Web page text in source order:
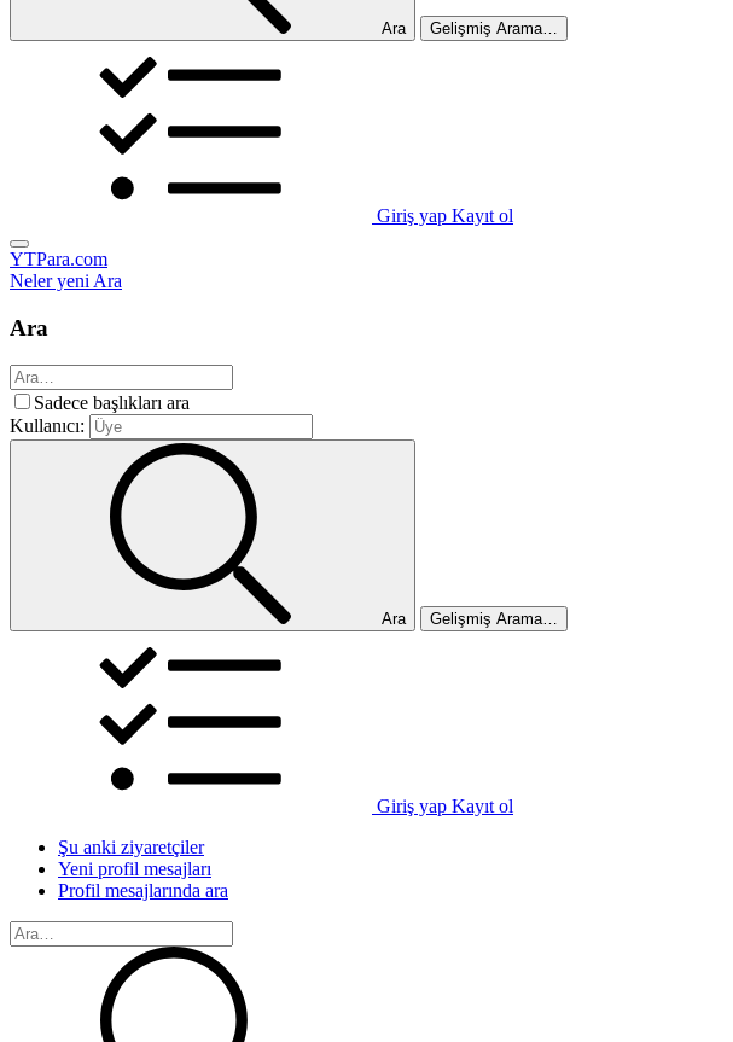
Ara Gelişmiş Arama…
Giriş yap Kayıt ol
YTPara.com
Neler yeniAra
Ara
Sadece başlıkları ara
Kullanıcı:
Ara Gelişmiş Arama…
Giriş yap Kayıt ol
Şu anki ziyaretçiler
Yeni profil mesajları
Profil mesajlarında ara